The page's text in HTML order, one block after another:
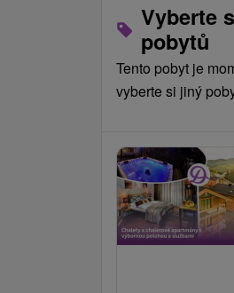
Vyberte
pobytů
Tento pobyt je
vyberte si jiný